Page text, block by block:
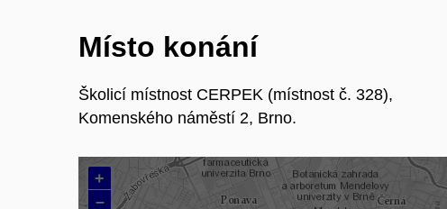
Místo konání
Školicí místnost CERPEK (místnost č. 328),
Komenského náměstí 2, Brno.
+
–